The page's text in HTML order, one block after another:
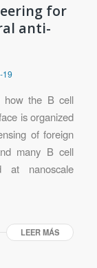
for
anti-
19
how the B cell
is organized
of foreign
many B cell
at nanoscale
LEER MÁS